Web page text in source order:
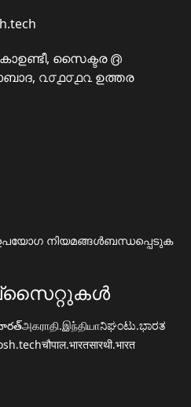
സൈക്ടര ൫
൨൦൧൦൧൨ ഉത്തര
നിയമങ്ങൾബന്ധപ്പെടുക
அகராதி.இந்தியாನಿಘಂಟು.ಭಾರತ
चौपाल.भारतसारथी.भारत